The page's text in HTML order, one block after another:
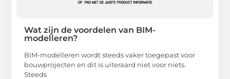
Wat zijn de voordelen van BIM-
modelleren?
BIM-modelleren wordt steeds vaker toegepast voor
bouwprojecten en dit is uiteraard niet voor niets.
Steeds